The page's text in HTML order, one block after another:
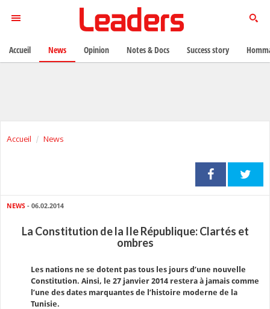
Accueil News
NEWS - 06.02.2014
La Constitution de la IIe République: Clartés et
ombres
Les nations ne se dotent pas tous les jours d’une nouvelle
Constitution. Ainsi, le 27 janvier 2014 restera à jamais comme
l’une des dates marquantes de l’histoire moderne de la
Tunisie.
Accueil News Opinion Notes & Docs Success story